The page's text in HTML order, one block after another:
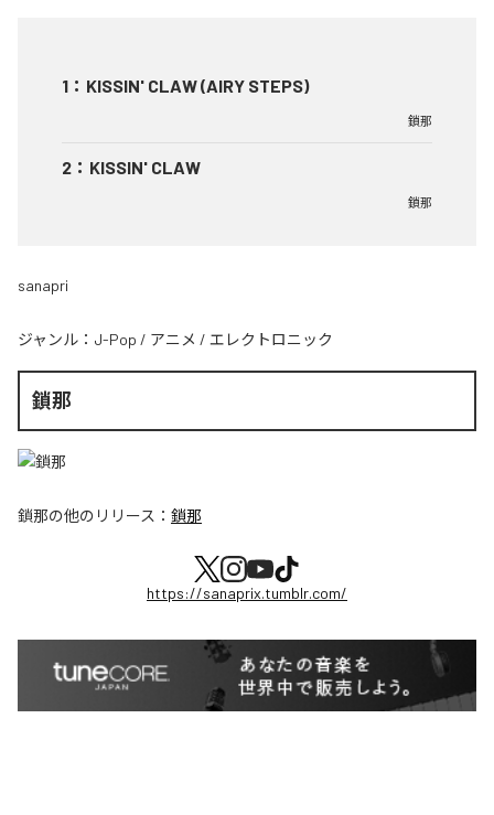
1 ： KISSIN' CLAW (AIRY STEPS)
鎖那
2 ： KISSIN' CLAW
鎖那
sanapri
ジャンル： J-Pop / アニメ / エレクトロニック
鎖那
鎖那の他のリリース： 鎖那
https://sanaprix.tumblr.com/